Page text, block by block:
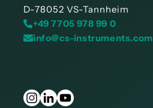
D-78052 VS-Tannheim
+49 7705 978 99 0
info@cs-instruments.com